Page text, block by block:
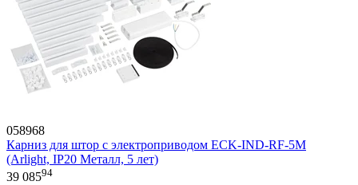
058968
Карниз для штор с электроприводом ECK-IND-RF-5M
(Arlight, IP20 Металл, 5 лет)
39 08594